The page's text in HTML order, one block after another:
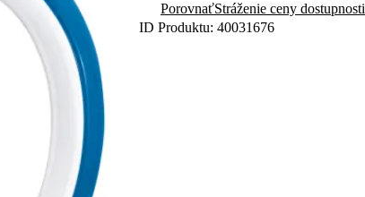
PorovnaťStráženie ceny dostupnosti
ID Produktu: 40031676